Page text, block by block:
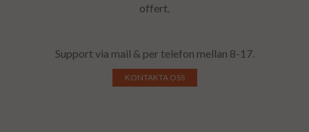
offert.
Support via mail & per telefon mellan 8-17.
KONTAKTA OSS